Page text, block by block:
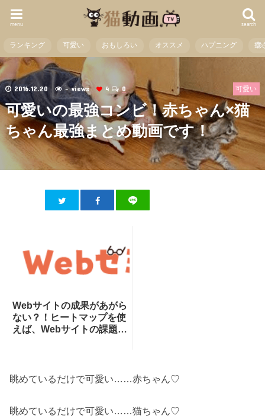
search
menu
ランキング 可愛い おもしろい オススメ ハプニング 癒
可愛い
2016.12.20 - views 4 0
可愛いの最強コンビ！赤ちゃん×猫
ちゃん最強まとめ動画です！
Webサイトの成果があがら
ない？！ヒートマップを使
えば、Webサイトの課題が
眺めているだけで可愛い……赤ちゃん♡
眺めているだけで可愛い……猫ちゃん♡